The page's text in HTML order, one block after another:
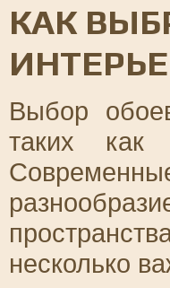
КАК
Выбор
таких как
несколько